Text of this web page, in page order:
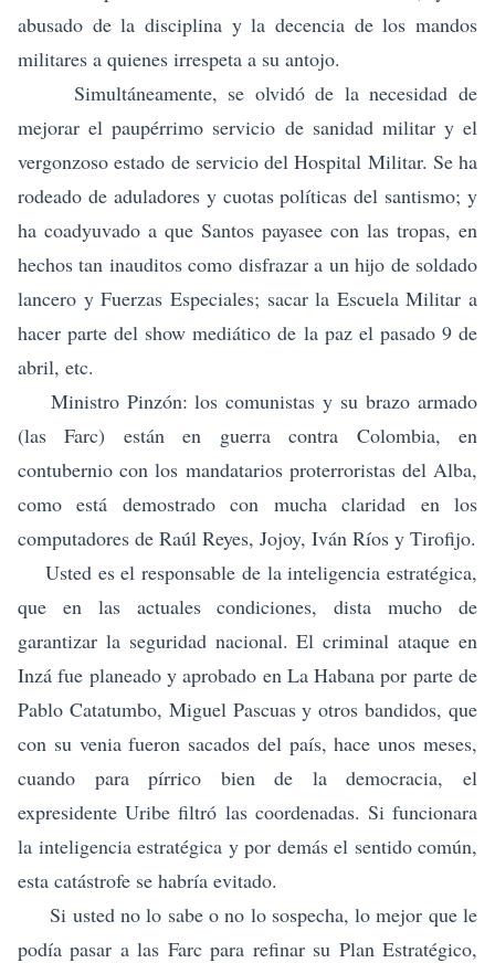
abusado de la disciplina y la decencia de los mandos
militares a quienes irrespeta a su antojo.
Simultáneamente, se olvidó de la necesidad de
mejorar el paupérrimo servicio de sanidad militar y el
vergonzoso estado de servicio del Hospital Militar. Se ha
rodeado de aduladores y cuotas políticas del santismo; y
ha coadyuvado a que Santos payasee con las tropas, en
hechos tan inauditos como disfrazar a un hijo de soldado
lancero y Fuerzas Especiales; sacar la Escuela Militar a
hacer parte del show mediático de la paz el pasado 9 de
abril, etc.
Ministro Pinzón: los comunistas y su brazo armado
(las Farc) están en guerra contra Colombia, en
contubernio con los mandatarios proterroristas del Alba,
como está demostrado con mucha claridad en los
computadores de Raúl Reyes, Jojoy, Iván Ríos y Tirofijo.
Usted es el responsable de la inteligencia estratégica,
que en las actuales condiciones, dista mucho de
garantizar la seguridad nacional. El criminal ataque en
Inzá fue planeado y aprobado en La Habana por parte de
Pablo Catatumbo, Miguel Pascuas y otros bandidos, que
con su venia fueron sacados del país, hace unos meses,
cuando para pírrico bien de la democracia, el
expresidente Uribe filtró las coordenadas. Si funcionara
la inteligencia estratégica y por demás el sentido común,
esta catástrofe se habría evitado.
Si usted no lo sabe o no lo sospecha, lo mejor que le
podía pasar a las Farc para refinar su Plan Estratégico,